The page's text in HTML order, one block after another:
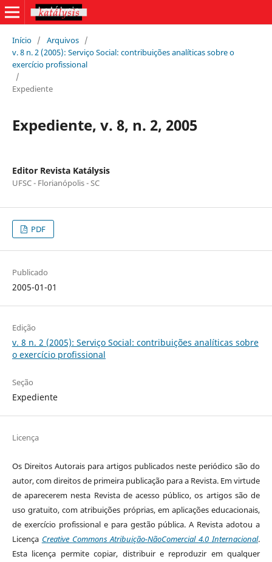
Início / Arquivos /
v. 8 n. 2 (2005): Serviço Social: contribuições analíticas sobre o
exercício profissional
/
Expediente
Expediente, v. 8, n. 2, 2005
Editor Revista Katálysis
UFSC - Florianópolis - SC
PDF
Publicado
2005-01-01
Edição
v. 8 n. 2 (2005): Serviço Social: contribuições analíticas sobre
o exercício profissional
Seção
Expediente
Licença
Os Direitos Autorais para artigos publicados neste periódico são do
autor, com direitos de primeira publicação para a Revista. Em virtude
de aparecerem nesta Revista de acesso público, os artigos são de
uso gratuito, com atribuições próprias, em aplicações educacionais,
de exercício profissional e para gestão pública. A Revista adotou a
Licença Creative Commons Atribuição-NãoComercial 4.0 Internacional.
Esta licença permite copiar, distribuir e reproduzir em qualquer